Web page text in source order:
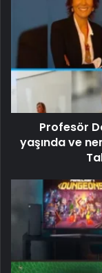
Profesör
yaşında ve